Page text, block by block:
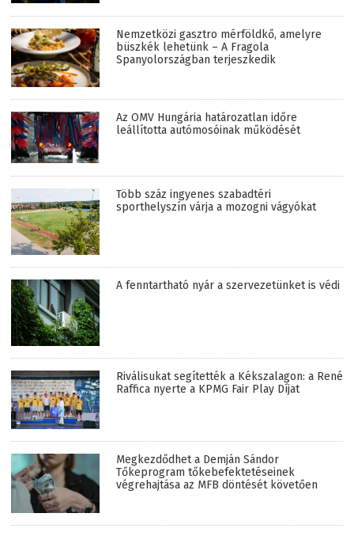
Nemzetközi gasztro mérföldkő, amelyre
büszkék lehetünk – A Fragola
Spanyolországban terjeszkedik
Az OMV Hungária határozatlan időre
leállította autómosóinak működését
Több száz ingyenes szabadtéri
sporthelyszín várja a mozogni vágyókat
A fenntartható nyár a szervezetünket is védi
Riválisukat segítették a Kékszalagon: a René
Raffica nyerte a KPMG Fair Play Díjat
Megkezdődhet a Demján Sándor
Tőkeprogram tőkebefektetéseinek
végrehajtása az MFB döntését követően